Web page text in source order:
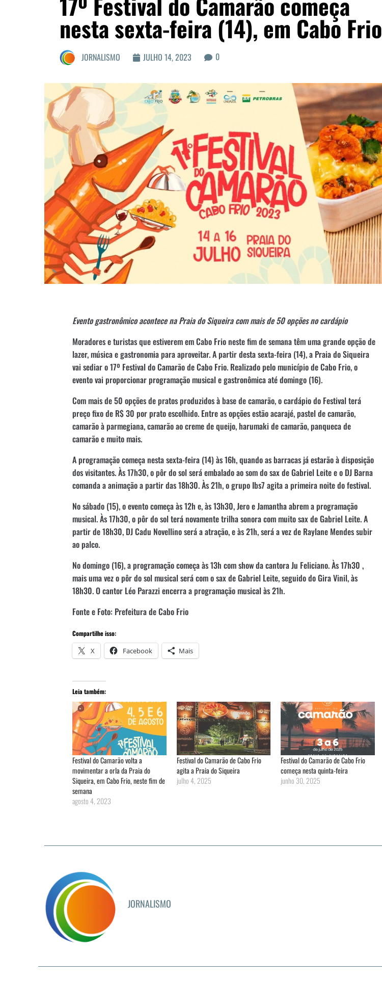
nesta sexta-feira (14), em Cabo Frio
JORNALISMO JULHO 14, 2023 0
Evento gastronômico acontece na Praia do Siqueira com mais de 50 opções no cardápio
Moradores e turistas que estiverem em Cabo Frio neste fim de semana têm uma grande opção de
lazer, música e gastronomia para aproveitar. A partir desta sexta-feira (14), a Praia do Siqueira
vai sediar o 17º Festival do Camarão de Cabo Frio. Realizado pelo município de Cabo Frio, o
evento vai proporcionar programação musical e gastronômica até domingo (16).
Com mais de 50 opções de pratos produzidos à base de camarão, o cardápio do Festival terá
preço fixo de R$ 30 por prato escolhido. Entre as opções estão acarajé, pastel de camarão,
camarão à parmegiana, camarão ao creme de queijo, harumaki de camarão, panqueca de
camarão e muito mais.
A programação começa nesta sexta-feira (14) às 16h, quando as barracas já estarão à disposição
dos visitantes. Às 17h30, o pôr do sol será embalado ao som do sax de Gabriel Leite e o DJ Barna
comanda a animação a partir das 18h30. Às 21h, o grupo Ibs7 agita a primeira noite do festival.
No sábado (15), o evento começa às 12h e, às 13h30, Jero e Jamantha abrem a programação
musical. Às 17h30, o pôr do sol terá novamente trilha sonora com muito sax de Gabriel Leite. A
partir de 18h30, DJ Cadu Novellino será a atração, e às 21h, será a vez de Raylane Mendes subir
ao palco.
No domingo (16), a programação começa às 13h com show da cantora Ju Feliciano. Às 17h30 ,
mais uma vez o pôr do sol musical será com o sax de Gabriel Leite, seguido do Gira Vinil, às
18h30. O cantor Léo Parazzi encerra a programação musical às 21h.
Fonte e Foto: Prefeitura de Cabo Frio
Compartilhe isso:
X Facebook Mais
Leia também:
Festival do Camarão volta a
movimentar a orla da Praia do
Siqueira, em Cabo Frio, neste fim de
semana
agosto 4, 2023
Festival do Camarão de Cabo Frio
agita a Praia do Siqueira
julho 4, 2025
Festival do Camarão de Cabo Frio
começa nesta quinta-feira
junho 30, 2025
JORNALISMO